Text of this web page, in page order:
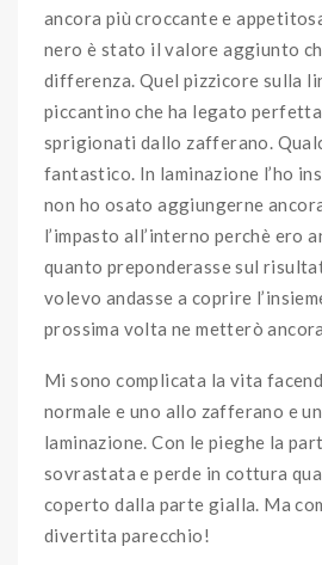
ancora più croccante e
nero è stato il valore aggiunto
differenza. Quel pizzicore sulla
piccantino che ha legato
sprigionati dallo zafferano.
fantastico. In laminazione l’ho
non ho osato aggiungerne
l’impasto all’interno perchè ero
quanto preponderasse sul
volevo andasse a coprire
prossima volta ne metterò
Mi sono complicata la vita
normale e uno allo zafferano e
laminazione. Con le pieghe la
sovrastata e perde in cottura
coperto dalla parte gialla. Ma
divertita parecchio!